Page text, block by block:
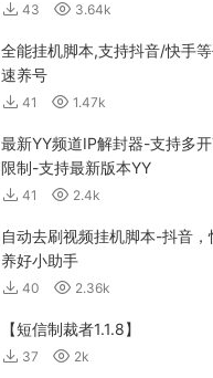
43 3.64k
全能挂机脚本,支持抖音/快手
速养号
41 1.47k
最新YY频道IP解封器-支持多
限制-支持最新版本YY
41 2.4k
自动去刷视频挂机脚本-抖音，
养好小助手
40 2.36k
【短信制裁者1.1.8】
37 2k